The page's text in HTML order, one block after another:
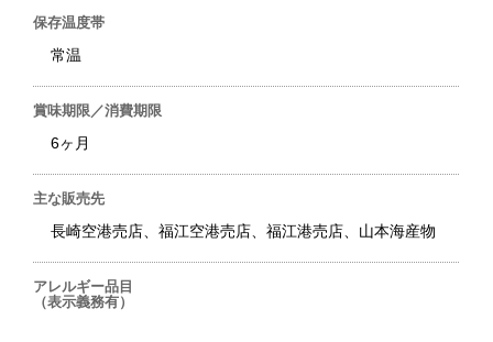
保存温度帯
常温
賞味期限／消費期限
6ヶ月
主な販売先
長崎空港売店、福江空港売店、福江港売店、山本海産物
アレルギー品目
（表示義務有）